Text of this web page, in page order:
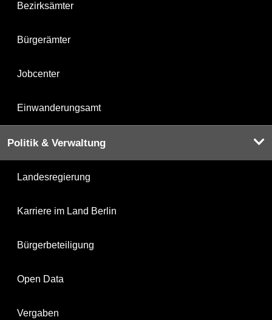
Bezirksämter
Bürgerämter
Jobcenter
Einwanderungsamt
Politik & Verwaltung
Landesregierung
Karriere im Land Berlin
Bürgerbeteiligung
Open Data
Vergaben